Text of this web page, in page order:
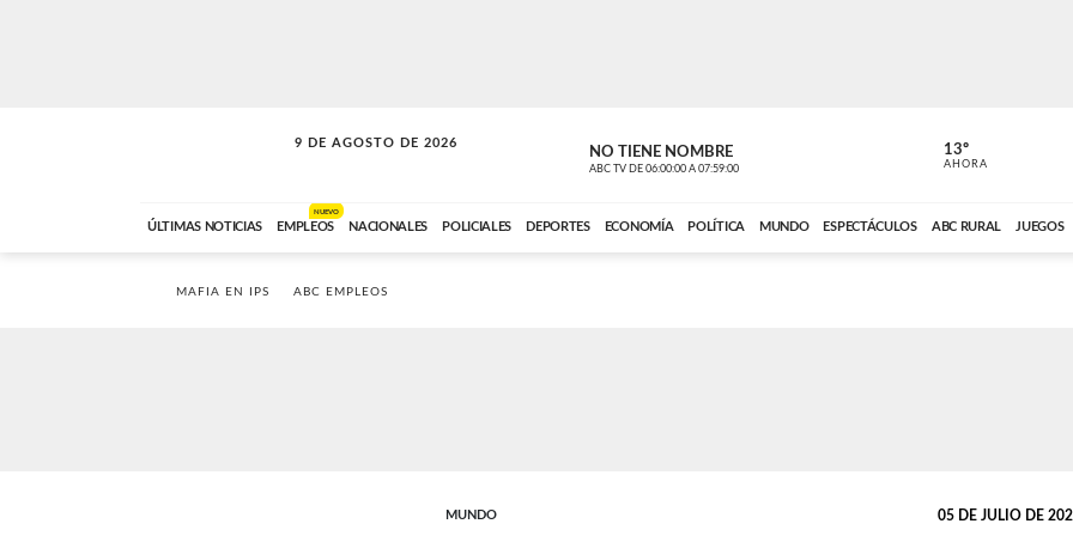
9 DE AGOSTO DE 2026
SOLO MÚSICA NO TIENE NOMBRE
ABC TV DE 06:00:00 A 07:59:00 ABC CARDINAL
13º
AHORA
ÚLTIMAS NOTICIAS EMPLEOS
NUEVO
NACIONALES POLICIALES DEPORTES ECONOMÍA POLÍTICA MUNDO ESPECTÁCULOS ABC RURAL JUEGOS
MAFIA EN IPS ABC EMPLEOS
MUNDO 05 DE JULIO DE